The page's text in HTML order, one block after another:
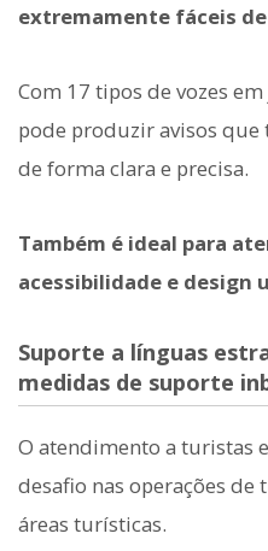
extremamente fáceis
Com 17 tipos de vozes
pode produzir avisos
de forma clara e precisa.
Também é ideal para
acessibilidade e design
Suporte a línguas
medidas de suporte
O atendimento a turistas
desafio nas operações de
áreas turísticas.